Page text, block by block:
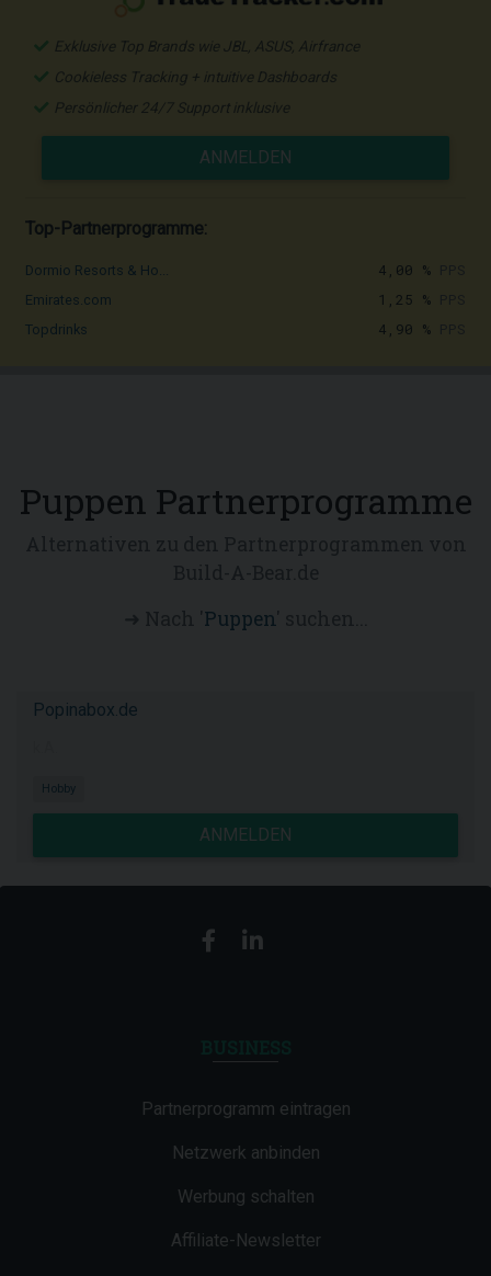
Exklusive Top Brands wie JBL, ASUS, Airfrance
Cookieless Tracking + intuitive Dashboards
Persönlicher 24/7 Support inklusive
ANMELDEN
Top-Partnerprogramme:
Dormio Resorts & Ho... 4,00 %
Emirates.com 1,25 %
Topdrinks 4,90 %
Puppen Partnerprogramme
Puppen' suchen...
Popinabox.de
Hobby
ANMELDEN
Partnerprogramm eintragen
Netzwerk anbinden
Werbung schalten
Affiliate-Newsletter